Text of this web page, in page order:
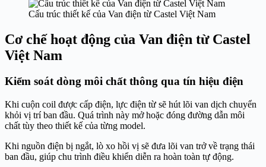
Cấu trúc thiết kế của Van điện từ Castel Việt Nam
Cơ chế hoạt động của Van điện từ Castel
Việt Nam
Kiểm soát dòng môi chất thông qua tín hiệu điện
Khi cuộn coil được cấp điện, lực điện từ sẽ hút lõi van dịch chuyển
khỏi vị trí ban đầu. Quá trình này mở hoặc đóng đường dẫn môi
chất tùy theo thiết kế của từng model.
Khi nguồn điện bị ngắt, lò xo hồi vị sẽ đưa lõi van trở về trạng thái
ban đầu, giúp chu trình điều khiển diễn ra hoàn toàn tự động.